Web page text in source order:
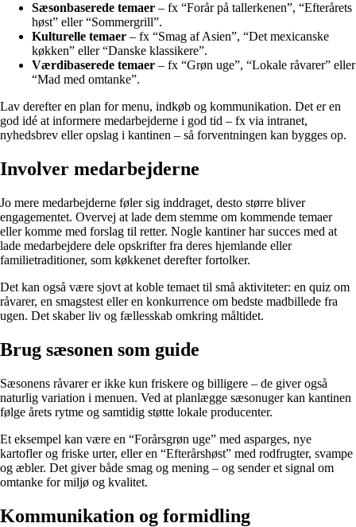
Sæsonbaserede temaer – fx “Forår på tallerkenen”, “Efterårets
høst” eller “Sommergrill”.
Kulturelle temaer – fx “Smag af Asien”, “Det mexicanske
køkken” eller “Danske klassikere”.
Værdibaserede temaer – fx “Grøn uge”, “Lokale råvarer” eller
“Mad med omtanke”.
Lav derefter en plan for menu, indkøb og kommunikation. Det er en
god idé at informere medarbejderne i god tid – fx via intranet,
nyhedsbrev eller opslag i kantinen – så forventningen kan bygges op.
Involver medarbejderne
Jo mere medarbejderne føler sig inddraget, desto større bliver
engagementet. Overvej at lade dem stemme om kommende temaer
eller komme med forslag til retter. Nogle kantiner har succes med at
lade medarbejdere dele opskrifter fra deres hjemlande eller
familietraditioner, som køkkenet derefter fortolker.
Det kan også være sjovt at koble temaet til små aktiviteter: en quiz om
råvarer, en smagstest eller en konkurrence om bedste madbillede fra
ugen. Det skaber liv og fællesskab omkring måltidet.
Brug sæsonen som guide
Sæsonens råvarer er ikke kun friskere og billigere – de giver også
naturlig variation i menuen. Ved at planlægge sæsonuger kan kantinen
følge årets rytme og samtidig støtte lokale producenter.
Et eksempel kan være en “Forårsgrøn uge” med asparges, nye
kartofler og friske urter, eller en “Efterårshøst” med rodfrugter, svampe
og æbler. Det giver både smag og mening – og sender et signal om
omtanke for miljø og kvalitet.
Kommunikation og formidling